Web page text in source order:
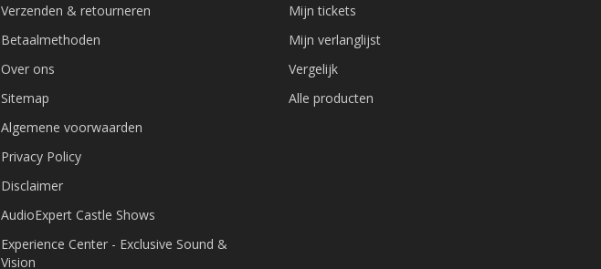
Verzenden & retourneren
Betaalmethoden
Over ons
Sitemap
Algemene voorwaarden
Privacy Policy
Disclaimer
AudioExpert Castle Shows
Experience Center - Exclusive Sound &
Vision
Mijn tickets
Mijn verlanglijst
Vergelijk
Alle producten